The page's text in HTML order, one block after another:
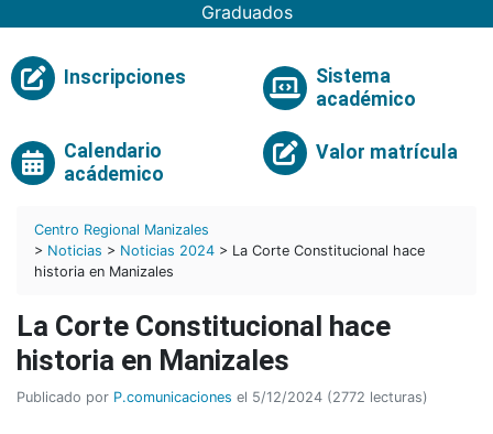
Graduados
Inscripciones
Sistema
académico
Calendario
acádemico
Valor matrícula
Centro Regional Manizales
> Noticias > Noticias 2024 > La Corte Constitucional hace
historia en Manizales
La Corte Constitucional hace
historia en Manizales
Publicado por P.comunicaciones el 5/12/2024 (2772 lecturas)